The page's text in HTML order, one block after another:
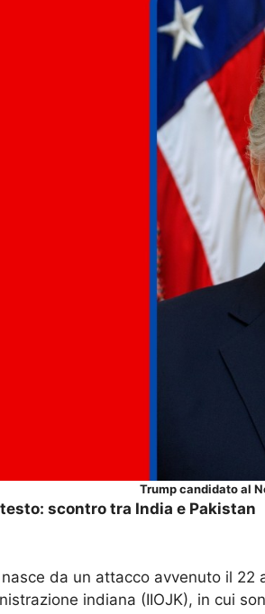
Trump candidato al
scontro tra India e Pakistan
da un attacco avvenuto il 22
indiana (IIOJK), in cui